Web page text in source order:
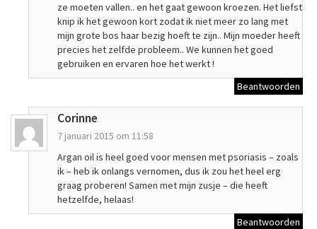
ze moeten vallen.. en het gaat gewoon kroezen. Het liefst
knip ik het gewoon kort zodat ik niet meer zo lang met
mijn grote bos haar bezig hoeft te zijn.. Mijn moeder heeft
precies het zelfde probleem.. We kunnen het goed
gebruiken en ervaren hoe het werkt !
Beantwoorden
Corinne
7 januari 2015 om 11:58
Argan oil is heel goed voor mensen met psoriasis – zoals
ik – heb ik onlangs vernomen, dus ik zou het heel erg
graag proberen! Samen met mijn zusje – die heeft
hetzelfde, helaas!
Beantwoorden